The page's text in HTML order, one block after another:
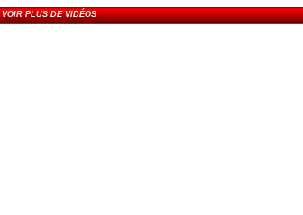
VOIR PLUS DE VIDÉOS